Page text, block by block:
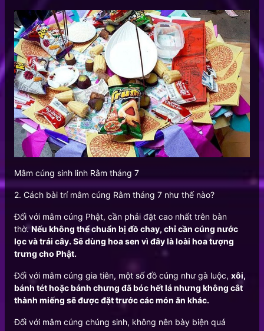
Mâm cúng sinh linh Rằm tháng 7
2. Cách bài trí mâm cúng Rằm tháng 7 như thế nào?
Đối với mâm cúng Phật, cần phải đặt cao nhất trên bàn
thờ.Nếu không thể chuẩn bị đồ chay, chỉ cần cúng nước
lọc và trái cây. Sẽ dùng hoa sen vì đây là loài hoa tượng
trưng cho Phật.
Đối với mâm cúng gia tiên, một số đồ cúng như gà luộc, xôi,
bánh tét hoặc bánh chưng đã bóc hết lá nhưng không cắt
thành miếng sẽ được đặt trước các món ăn khác.
Đối với mâm cúng chúng sinh, không nên bày biện quá